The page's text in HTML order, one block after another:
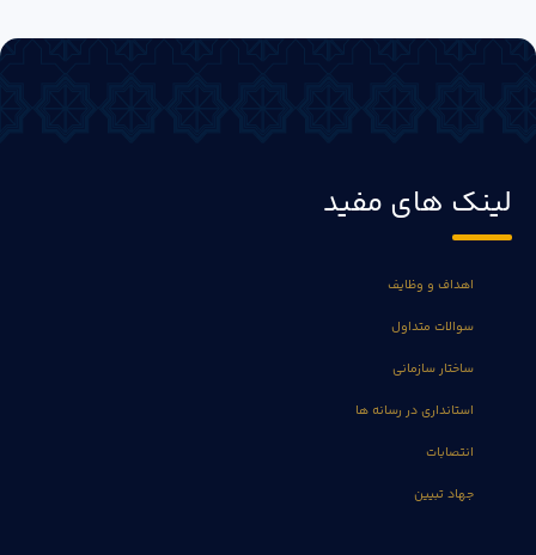
لینک های مفید
اهداف و وظایف
سوالات متداول
ساختار سازمانی
استانداری در رسانه ها
انتصابات
جهاد تبیین